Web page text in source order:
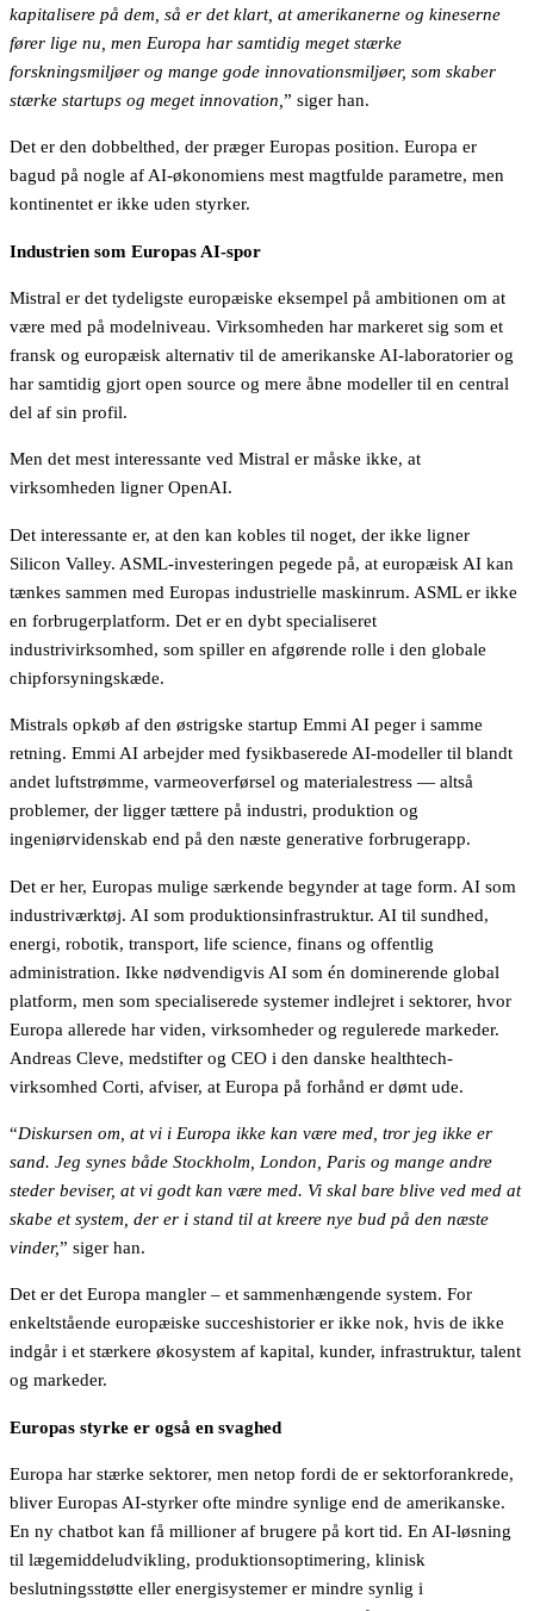
kapitalisere på dem, så er det klart, at amerikanerne og kineserne
fører lige nu, men Europa har samtidig meget stærke
forskningsmiljøer og mange gode innovationsmiljøer, som skaber
stærke startups og meget innovation, ” siger han.
Det er den dobbelthed, der præger Europas position. Europa er
bagud på nogle af AI-økonomiens mest magtfulde parametre, men
kontinentet er ikke uden styrker.
Industrien som Europas AI-spor
Mistral er det tydeligste europæiske eksempel på ambitionen om at
være med på modelniveau. Virksomheden har markeret sig som et
fransk og europæisk alternativ til de amerikanske AI-laboratorier og
har samtidig gjort open source og mere åbne modeller til en central
del af sin profil.
Men det mest interessante ved Mistral er måske ikke, at
virksomheden ligner OpenAI.
Det interessante er, at den kan kobles til noget, der ikke ligner
Silicon Valley. ASML-investeringen pegede på, at europæisk AI kan
tænkes sammen med Europas industrielle maskinrum. ASML er ikke
en forbrugerplatform. Det er en dybt specialiseret
industrivirksomhed, som spiller en afgørende rolle i den globale
chipforsyningskæde.
Mistrals opkøb af den østrigske startup Emmi AI peger i samme
retning. Emmi AI arbejder med fysikbaserede AI-modeller til blandt
andet luftstrømme, varmeoverførsel og materialestress — altså
problemer, der ligger tættere på industri, produktion og
ingeniørvidenskab end på den næste generative forbrugerapp.
Det er her, Europas mulige særkende begynder at tage form. AI som
industriværktøj. AI som produktionsinfrastruktur. AI til sundhed,
energi, robotik, transport, life science, finans og offentlig
administration. Ikke nødvendigvis AI som én dominerende global
platform, men som specialiserede systemer indlejret i sektorer, hvor
Europa allerede har viden, virksomheder og regulerede markeder.
Andreas Cleve, medstifter og CEO i den danske healthtech-
virksomhed Corti, afviser, at Europa på forhånd er dømt ude.
“Diskursen om, at vi i Europa ikke kan være med, tror jeg ikke er
sand. Jeg synes både Stockholm, London, Paris og mange andre
steder beviser, at vi godt kan være med. Vi skal bare blive ved med at
skabe et system, der er i stand til at kreere nye bud på den næste
vinder,” siger han.
Det er det Europa mangler – et sammenhængende system. For
enkeltstående europæiske succeshistorier er ikke nok, hvis de ikke
indgår i et stærkere økosystem af kapital, kunder, infrastruktur, talent
og markeder.
Europas styrke er også en svaghed
Europa har stærke sektorer, men netop fordi de er sektorforankrede,
bliver Europas AI-styrker ofte mindre synlige end de amerikanske.
En ny chatbot kan få millioner af brugere på kort tid. En AI-løsning
til lægemiddeludvikling, produktionsoptimering, klinisk
beslutningsstøtte eller energisystemer er mindre synlig i